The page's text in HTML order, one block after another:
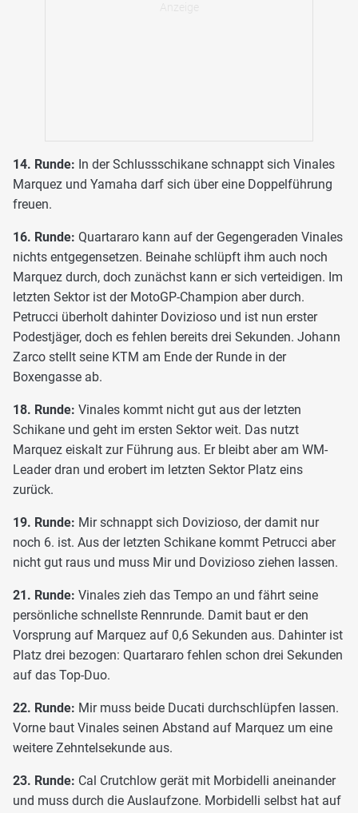
14. Runde: In der Schlussschikane schnappt sich Vinales
Marquez und Yamaha darf sich über eine Doppelführung
freuen.
16. Runde: Quartararo kann auf der Gegengeraden Vinales
nichts entgegensetzen. Beinahe schlüpft ihm auch noch
Marquez durch, doch zunächst kann er sich verteidigen. Im
letzten Sektor ist der MotoGP-Champion aber durch.
Petrucci überholt dahinter Dovizioso und ist nun erster
Podestjäger, doch es fehlen bereits drei Sekunden. Johann
Zarco stellt seine KTM am Ende der Runde in der
Boxengasse ab.
18. Runde: Vinales kommt nicht gut aus der letzten
Schikane und geht im ersten Sektor weit. Das nutzt
Marquez eiskalt zur Führung aus. Er bleibt aber am WM-
Leader dran und erobert im letzten Sektor Platz eins
zurück.
19. Runde: Mir schnappt sich Dovizioso, der damit nur
noch 6. ist. Aus der letzten Schikane kommt Petrucci aber
nicht gut raus und muss Mir und Dovizioso ziehen lassen.
21. Runde: Vinales zieh das Tempo an und fährt seine
persönliche schnellste Rennrunde. Damit baut er den
Vorsprung auf Marquez auf 0,6 Sekunden aus. Dahinter ist
Platz drei bezogen: Quartararo fehlen schon drei Sekunden
auf das Top-Duo.
22. Runde: Mir muss beide Ducati durchschlüpfen lassen.
Vorne baut Vinales seinen Abstand auf Marquez um eine
weitere Zehntelsekunde aus.
23. Runde: Cal Crutchlow gerät mit Morbidelli aneinander
und muss durch die Auslaufzone. Morbidelli selbst hat auf